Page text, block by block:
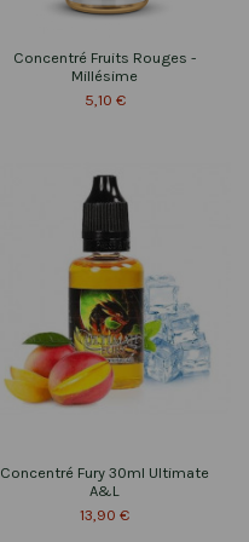
Concentré Fruits Rouges -
Millésime
5,10 €
Concentré Fury 30ml Ultimate
A&L
13,90 €